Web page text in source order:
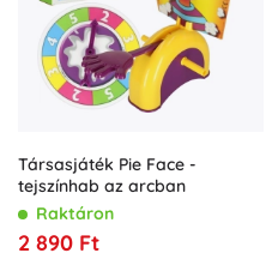
Társasjáték Pie Face -
tejszínhab az arcban
Raktáron
2 890 Ft